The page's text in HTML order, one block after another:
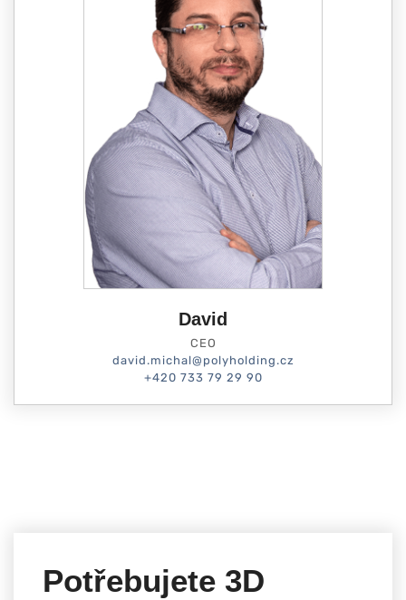
David
CEO
david.michal@polyholding.cz
+420 733 79 29 90
Potřebujete 3D